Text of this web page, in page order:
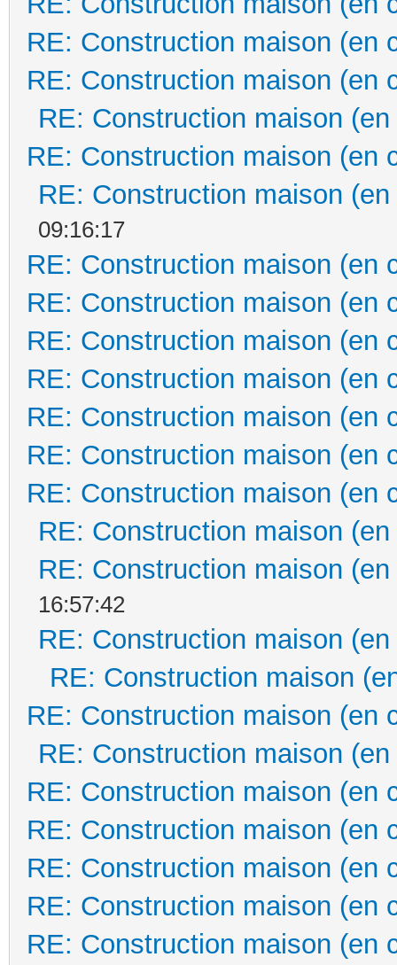
RE: Construction maison (en
RE: Construction maison (en
RE: Construction maison
RE: Construction maison (en
RE: Construction maison
09:16:17
RE: Construction maison (en
RE: Construction maison (en
RE: Construction maison (en
RE: Construction maison (en
RE: Construction maison (en
RE: Construction maison (en
RE: Construction maison (en
RE: Construction maison
RE: Construction maison
16:57:42
RE: Construction maison
RE: Construction maison
RE: Construction maison (en
RE: Construction maison
RE: Construction maison (en
RE: Construction maison (en
RE: Construction maison (en
RE: Construction maison (en
RE: Construction maison (en